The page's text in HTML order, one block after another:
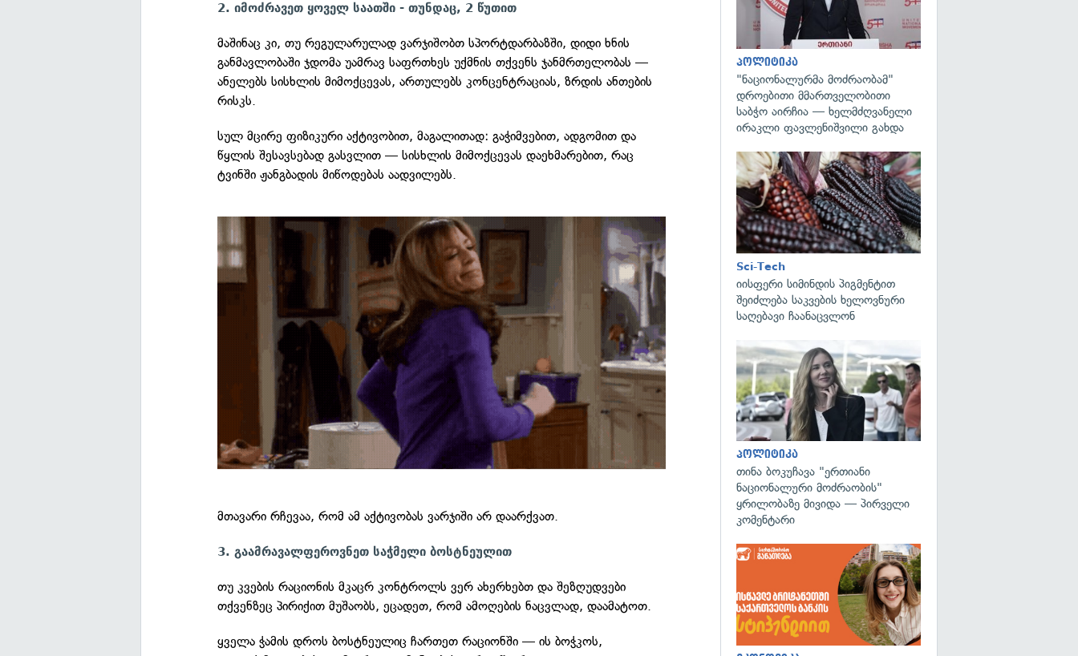
2. იმოძრავეთ ყოველ საათში - თუნდაც, 2 წუთით
მაშინაც კი, თუ რეგულარულად ვარჯიშობთ სპორტდარბაზში, დიდი ხნის
განმავლობაში ჯდომა უამრავ საფრთხეს უქმნის თქვენს ჯანმრთელობას —
ანელებს სისხლის მიმოქცევას, ართულებს კონცენტრაციას, ზრდის ანთების
რისკს.
სულ მცირე ფიზიკური აქტივობით, მაგალითად: გაჭიმვებით, ადგომით და
წყლის შესავსებად გასვლით — სისხლის მიმოქცევას დაეხმარებით, რაც
ტვინში ჟანგბადის მიწოდებას აადვილებს.
მთავარი რჩევაა, რომ ამ აქტივობას ვარჯიში არ დაარქვათ.
3. გაამრავალფეროვნეთ საჭმელი ბოსტნეულით
თუ კვების რაციონის მკაცრ კონტროლს ვერ ახერხებთ და შეზღუდვები
თქვენზეც პირიქით მუშაობს, ეცადეთ, რომ ამოღების ნაცვლად, დაამატოთ.
ყველა ჭამის დროს ბოსტნეულიც ჩართეთ რაციონში — ის ბოჭკოს,
პოლიტიკა
"ნაციონალურმა მოძრაობამ"
დროებითი მმართველობითი
საბჭო აირჩია — ხელმძღვანელი
ირაკლი ფავლენიშვილი გახდა
Sci-Tech
იისფერი სიმინდის პიგმენტით
შეიძლება საკვების ხელოვნური
საღებავი ჩაანაცვლონ
პოლიტიკა
თინა ბოკუჩავა "ერთიანი
ნაციონალური მოძრაობის"
ყრილობაზე მივიდა — პირველი
კომენტარი